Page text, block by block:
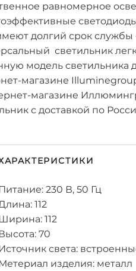
равномерное
долгий срок службы
светильник
модель светильника
магазине
магазине
с доставкой по
Питание: 230 В, 50 Гц
112
Ширина: 112
Высота: 70
Источник света:
Метериал изделия: металл